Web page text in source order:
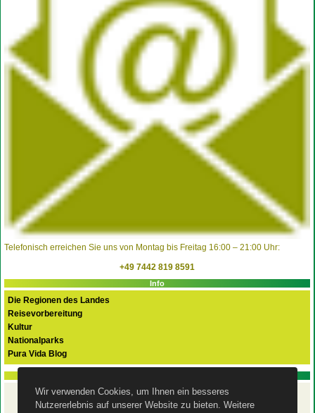
Telefonisch erreichen Sie uns von Montag bis Freitag 16:00 – 21:00 Uhr:
+49 7442 819 8591
Info
Die Regionen des Landes
Reisevorbereitung
Kultur
Nationalparks
Pura Vida Blog
Ihre Costa Rica Rundreise
mit dem Mietwagen
Wir verwenden Cookies, um Ihnen ein besseres
Nutzererlebnis auf unserer Website zu bieten. Weitere